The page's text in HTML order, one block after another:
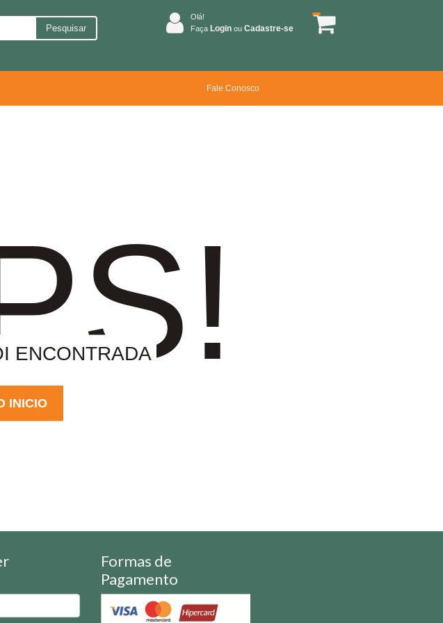
Pesquisar
Olá!
Faça Login ou Cadastre-se
Fale Conosco
ENCONTRADA
INICIO
Formas de
Pagamento